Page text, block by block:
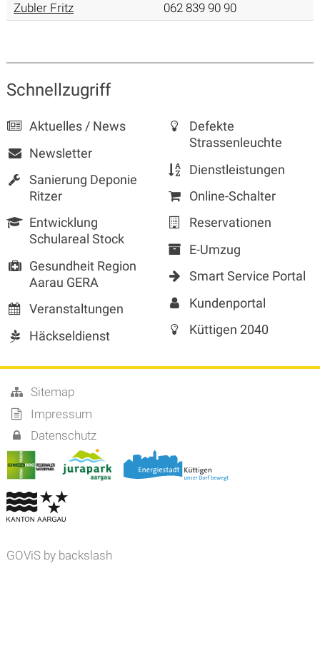
Zubler Fritz
062 839 90 90
Sidebar
Schnellzugriff
Aktuelles / News
Newsletter
Sanierung Deponie
Ritzer
Entwicklung
Schulareal Stock
Gesundheit Region
Aarau GERA
Veranstaltungen
Häckseldienst
Defekte
Strassenleuchte
Dienstleistungen
Online-Schalter
Reservationen
E-Umzug
Smart Service Portal
Kundenportal
Küttigen 2040
Sitemap
Impressum
Datenschutz
GOViSby backslash